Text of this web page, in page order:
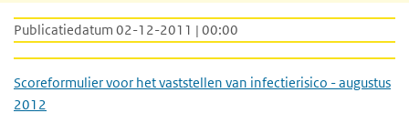
Publicatiedatum 02-12-2011 | 00:00
Scoreformulier voor het vaststellen van infectierisico - augustus
2012